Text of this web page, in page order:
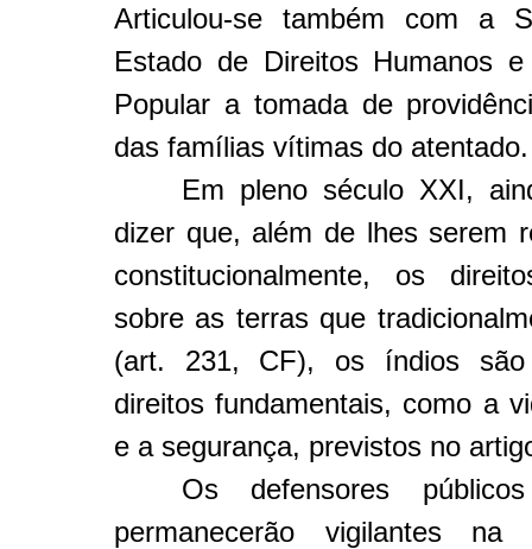
Articulou-se também com a
Estado de Direitos Humanos e
Popular a tomada de
das famílias vítimas do
Em pleno século XXI,
dizer que, além de lhes serem
constitucionalmente, os
sobre as terras que
(art. 231, CF), os índios
direitos fundamentais, como a
e a segurança, previstos no
Os defensores
permanecerão vigilantes na